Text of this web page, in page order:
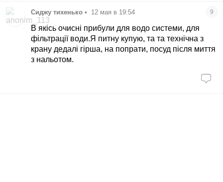
Сиджу тихенько • 12 мая в 19:54 9
В якісь очисні прибули для водо системи, для
фільтрації води.Я питну купую, та та технічна з
крану дедалі гірша, на попрати, посуд після миття
з нальотом.